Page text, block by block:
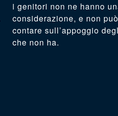
i genitori non ne hanno
considerazione, e non
contare sull’appoggio
che non ha.